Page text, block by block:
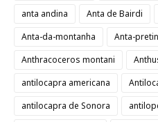
anta andina
Anta de Bairdi
Anta-da-montanha
Anta-
Anthracoceros montani
antilocapra americana
antilocapra de Sonora